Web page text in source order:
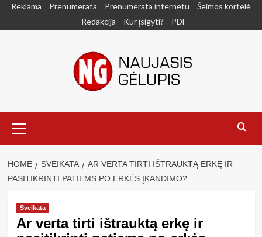
SkipReklama Prenumerata Prenumerata internetu
Šeimos kortelė
Redakcija
Kur įsigyti? PDF
Menu
HOME SVEIKATA
AR VERTA TIRTI IŠTRAUKTĄ ERKĘ IR
PASITIKRINTI PATIEMS PO ERKĖS ĮKANDIMO?
Sveikata
Ar verta tirti ištrauktą erkę ir